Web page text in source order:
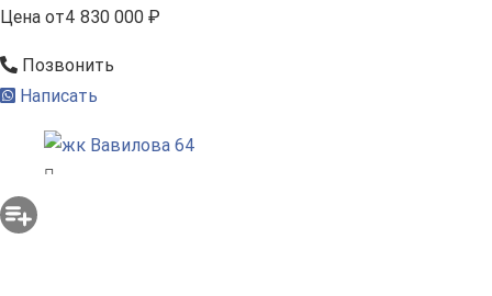
Цена от4 830 000 ₽
Позвонить
Написать